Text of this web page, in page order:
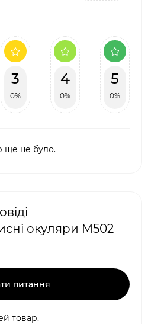
3
0%
4
0%
5
0%
ще не було.
окуляри M502
питання
товар.